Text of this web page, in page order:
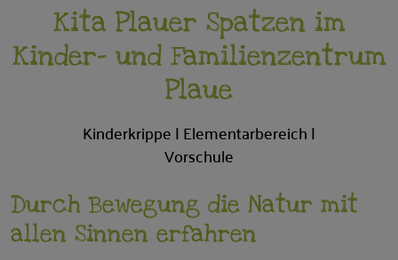
Kita Plauer Spatzen im
Kinder- und Familienzentrum
Plaue
Kinderkrippe | Elementarbereich |
Vorschule
Durch Bewegung die Natur mit
allen Sinnen erfahren